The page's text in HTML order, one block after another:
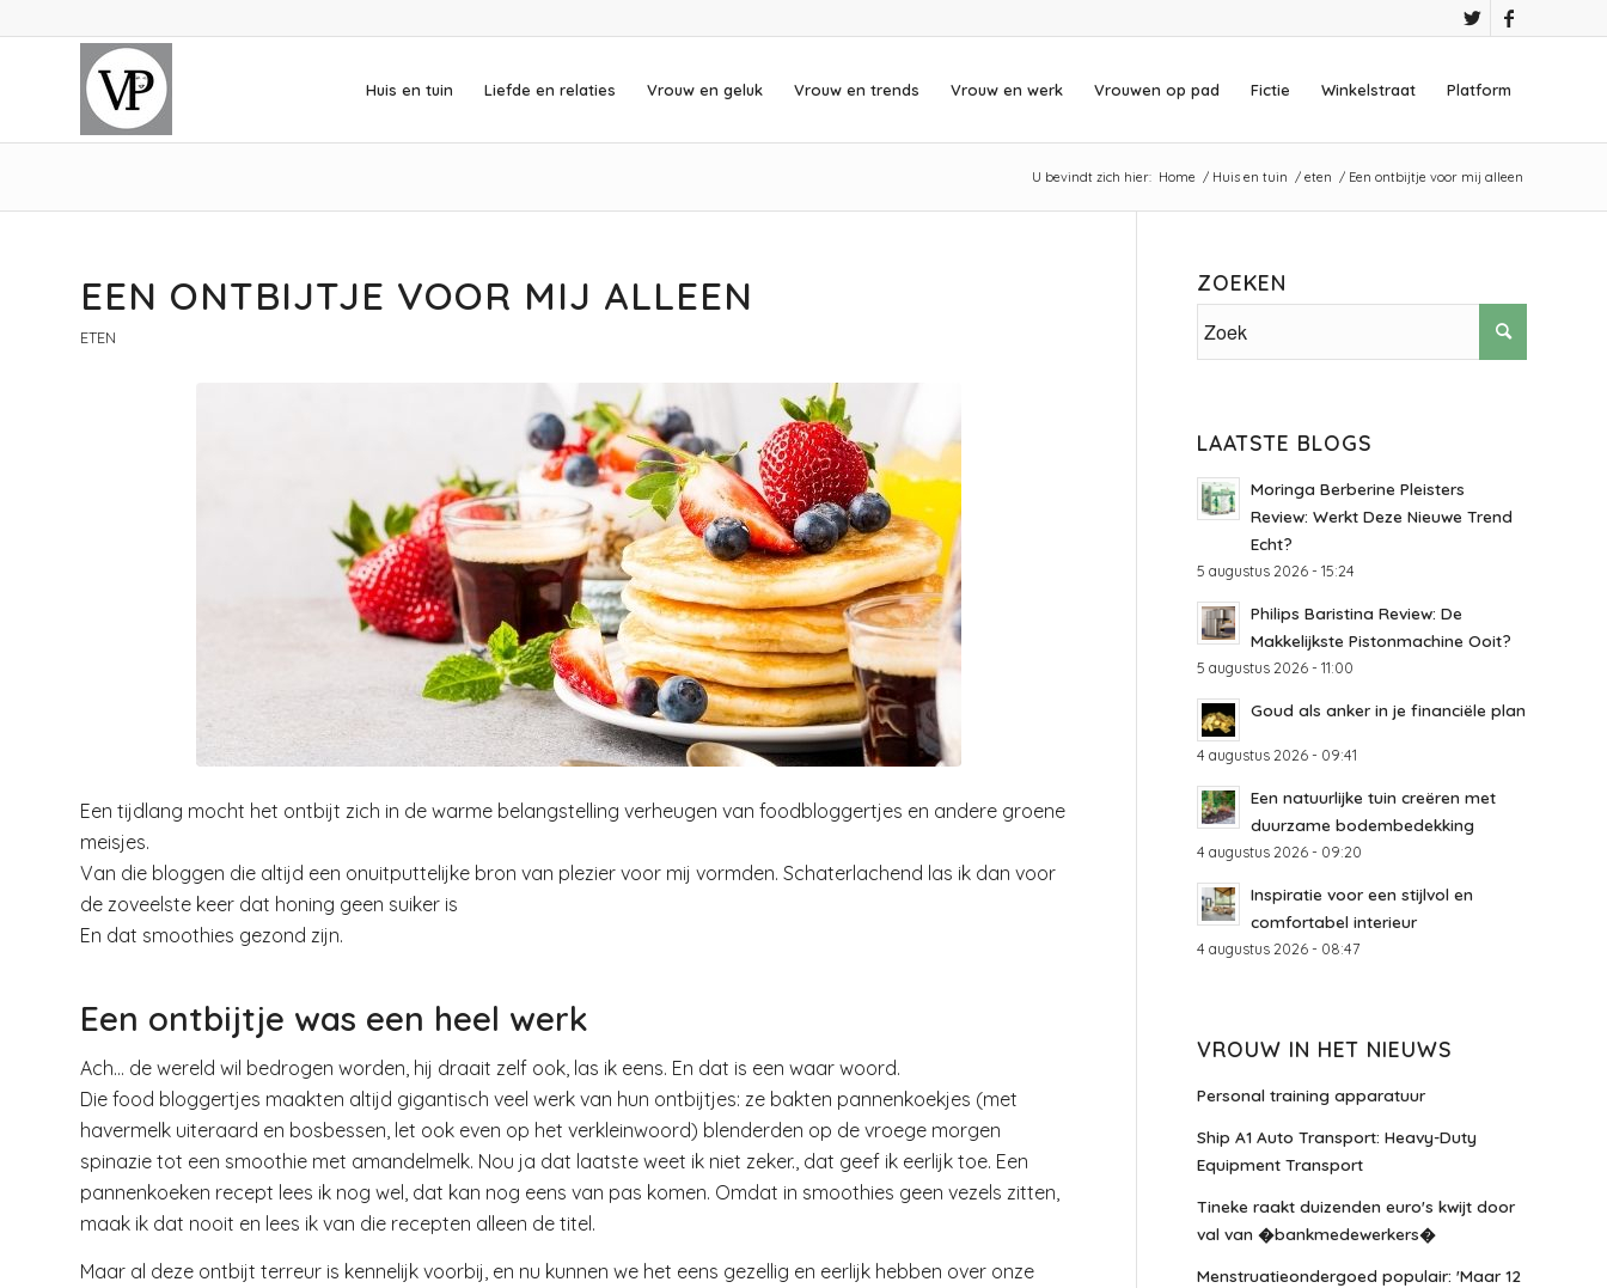
Huis en tuin Liefde en relaties Vrouw en geluk Vrouw en trends Vrouw en werk Vrouwen op pad Fictie Winkelstraat Platform
U bevindt zich hier: Home / Huis en tuin / eten / Een ontbijtje voor mij alleen
EEN ONTBIJTJE VOOR MIJ ALLEEN
ETEN
Een tijdlang mocht het ontbijt zich in de warme belangstelling verheugen van foodbloggertjes en andere groene
meisjes.
Van die bloggen die altijd een onuitputtelijke bron van plezier voor mij vormden. Schaterlachend las ik dan voor
de zoveelste keer dat honing geen suiker is
En dat smoothies gezond zijn.
Een ontbijtje was een heel werk
Ach… de wereld wil bedrogen worden, hij draait zelf ook, las ik eens. En dat is een waar woord.
Die food bloggertjes maakten altijd gigantisch veel werk van hun ontbijtjes: ze bakten pannenkoekjes (met
havermelk uiteraard en bosbessen, let ook even op het verkleinwoord) blenderden op de vroege morgen
spinazie tot een smoothie met amandelmelk. Nou ja dat laatste weet ik niet zeker., dat geef ik eerlijk toe. Een
pannenkoeken recept lees ik nog wel, dat kan nog eens van pas komen. Omdat in smoothies geen vezels zitten,
maak ik dat nooit en lees ik van die recepten alleen de titel.
Maar al deze ontbijt terreur is kennelijk voorbij, en nu kunnen we het eens gezellig en eerlijk hebben over onze
ZOEKEN
LAATSTE BLOGS
Moringa Berberine Pleisters
Review: Werkt Deze Nieuwe Trend
Echt?
5 augustus 2026 - 15:24
Philips Baristina Review: De
Makkelijkste Pistonmachine Ooit?
5 augustus 2026 - 11:00
Goud als anker in je financiële plan
4 augustus 2026 - 09:41
Een natuurlijke tuin creëren met
duurzame bodembedekking
4 augustus 2026 - 09:20
Inspiratie voor een stijlvol en
comfortabel interieur
4 augustus 2026 - 08:47
VROUW IN HET NIEUWS
Personal training apparatuur
Ship A1 Auto Transport: Heavy-Duty
Equipment Transport
Tineke raakt duizenden euro's kwijt door
val van �bankmedewerkers�
Menstruatieondergoed populair: 'Maar 12